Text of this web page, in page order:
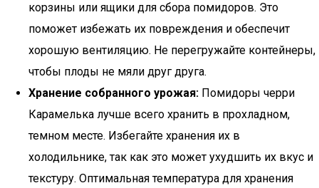
корзины или ящики для сбора помидоров. Это
поможет избежать их повреждения и обеспечит
хорошую вентиляцию. Не перегружайте контейнеры,
чтобы плоды не мяли друг друга.
Хранение собранного урожая: Помидоры черри
Карамелька лучше всего хранить в прохладном,
темном месте. Избегайте хранения их в
холодильнике, так как это может ухудшить их вкус и
текстуру. Оптимальная температура для хранения